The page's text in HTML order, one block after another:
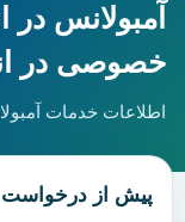
آمبولانس در
خصوصی در
اطلاعات خدمات
پیش از درخواست